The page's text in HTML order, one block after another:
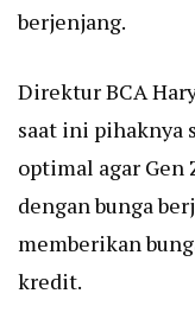
berjenjang.
Direktur BCA
saat ini pihaknya
optimal agar
dengan bunga
memberikan
kredit.